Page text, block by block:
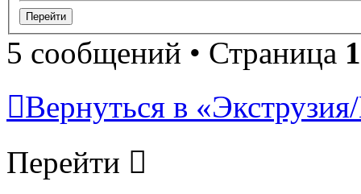
5 сообщений • Страница 1
Вернуться в
Перейти